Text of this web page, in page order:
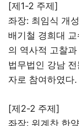
[제1-2 주제]
좌장: 최임식 개
배기철 경희대
의 역사적 고찰
법무법인 강남
자로 참여하였다.
[제2-2 주제]
좌장: 위계찬 한